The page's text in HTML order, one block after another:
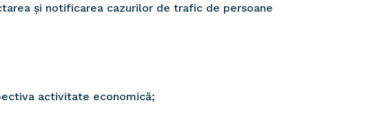
și notificarea cazurilor de trafic de persoane
activitate economică;